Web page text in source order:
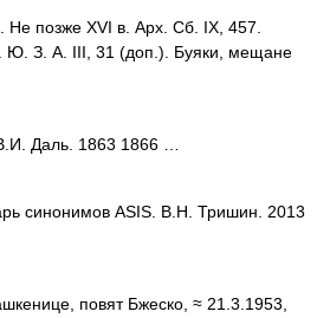
позже XVI в. Арх. Сб. IX, 457.
Ю. З. А. III, 31 (доп.). Буяки, мещане
Даль. 1863 1866 …
синонимов ASIS. В.Н. Тришин. 2013
повят Бжеско, ≈ 21.3.1953,